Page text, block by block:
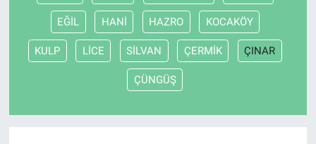
EĞİL HANİ HAZRO KOCAKÖY
KULP LİCE SİLVAN ÇERMİK ÇINAR
ÇÜNGÜŞ